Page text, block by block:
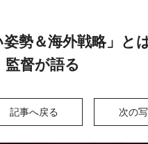
勢＆海外戦略」と
督が語る
記事へ戻る 次の